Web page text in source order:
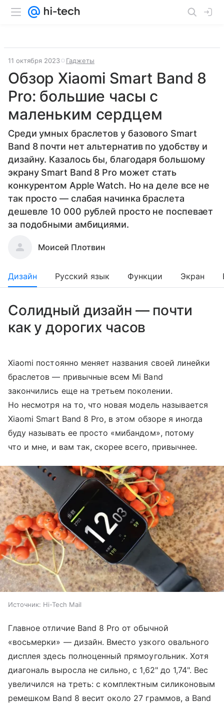
11 октября 2023 Гаджеты
Обзор Xiaomi Smart Band 8
Pro: большие часы с
маленьким сердцем
Среди умных браслетов у базового Smart
Band 8 почти нет альтернатив по удобству и
дизайну. Казалось бы, благодаря большому
экрану Smart Band 8 Pro может стать
конкурентом Apple Watch. Но на деле все не
так просто — слабая начинка браслета
дешевле 10 000 рублей просто не поспевает
за подобными амбициями.
Моисей Плотвин
Дизайн Русский язык Функции Экран
Солидный дизайн — почти
как у дорогих часов
Xiaomi постоянно меняет названия своей линейки
браслетов — привычные всем Mi Band
закончились еще на третьем поколении.
Но несмотря на то, что новая модель называется
Xiaomi Smart Band 8 Pro, в этом обзоре я иногда
буду называть ее просто «мибандом», потому
что и мне, и вам так, скорее всего, привычнее.
Источник: Hi-Tech Mail
Главное отличие Band 8 Pro от обычной
«восьмерки» — дизайн. Вместо узкого овального
дисплея здесь полноценный прямоугольник. Хотя
диагональ выросла не сильно, с 1,62" до 1,74". Вес
увеличился на треть: с комплектным силиконовым
ремешком Band 8 весит около 27 граммов, а Band